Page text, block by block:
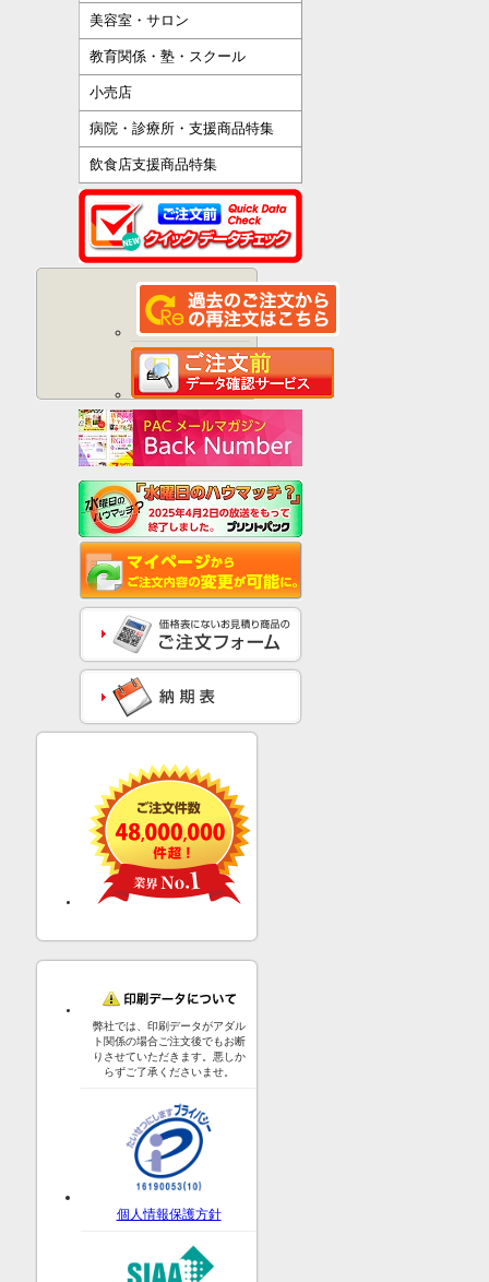
美容室・サロン
教育関係・塾・スクール
小売店
病院・診療所・支援商品特集
飲食店支援商品特集
弊社では、印刷データがアダル
ト関係の場合ご注文後でもお断
りさせていただきます。悪しか
らずご了承くださいませ。
個人情報保護方針